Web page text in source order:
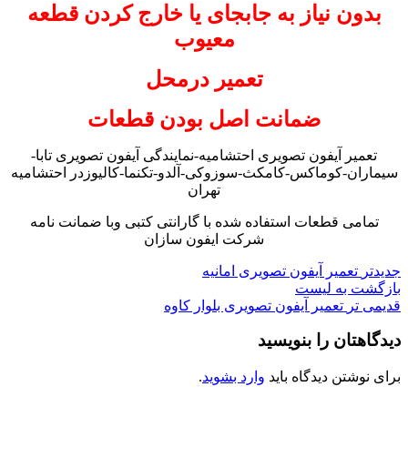
بدون نیاز به جابجای یا خارج کردن قطعه
معیوب
تعمیر درمحل
ضمانت اصل بودن قطعات
تعمیر آیفون تصویری احتشامیه-نمایندگی آیفون تصویری تابا-
سیماران-کوماکس-کامکث-سوزوکی-آلدو-تکنما-کالیوزدر احتشامیه
تهران
تمامی قطعات استفاده شده با گارانتی کتبی وبا ضمانت نامه
شرکت ایفون سازان
جدیدتر تعمیر آیفون تصویری امانیه
بازگشت به لیست
قدیمی تر تعمیر آیفون تصویری بلوار کاوه
دیدگاهتان را بنویسید
برای نوشتن دیدگاه باید وارد بشوید.